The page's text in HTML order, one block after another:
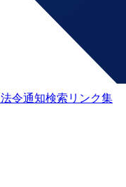
法令通知検索 リンク集